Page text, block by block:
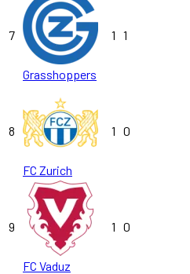
7
Grasshoppers
1 1
8
FC Zurich
1 0
9
FC Vaduz
1 0